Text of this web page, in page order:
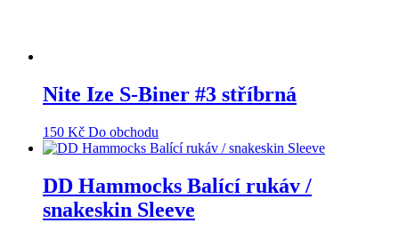
Nite Ize S-Biner #3 stříbrná
150 Kč Do obchodu
DD Hammocks Balící rukáv /
snakeskin Sleeve